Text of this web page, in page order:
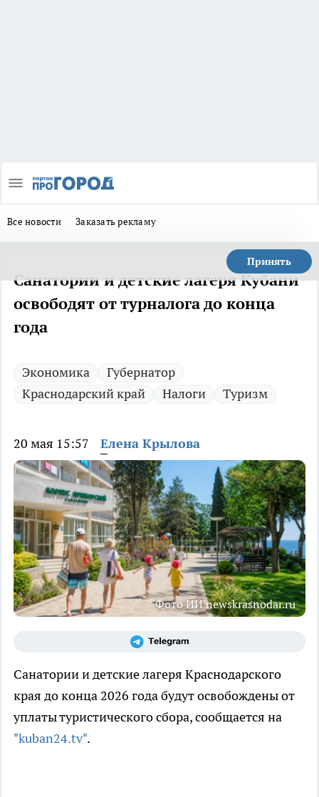
Все новости Заказать рекламу
Принять
Санатории и детские лагеря Кубани
освободят от турналога до конца
года
Экономика
Губернатор
Краснодарский край
Налоги Туризм
20 мая 15:57 Елена Крылова
Фото ИИ newskrasnodar.ru
Санатории и детские лагеря Краснодарского
края до конца 2026 года будут освобождены от
уплаты туристического сбора, сообщается на
"kuban24.tv".